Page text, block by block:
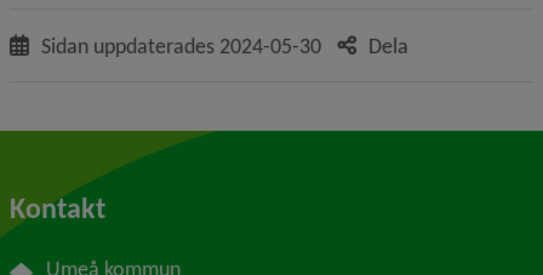
Sidan uppdaterades 2024-05-30 Dela
Kontakt
Umeå kommun